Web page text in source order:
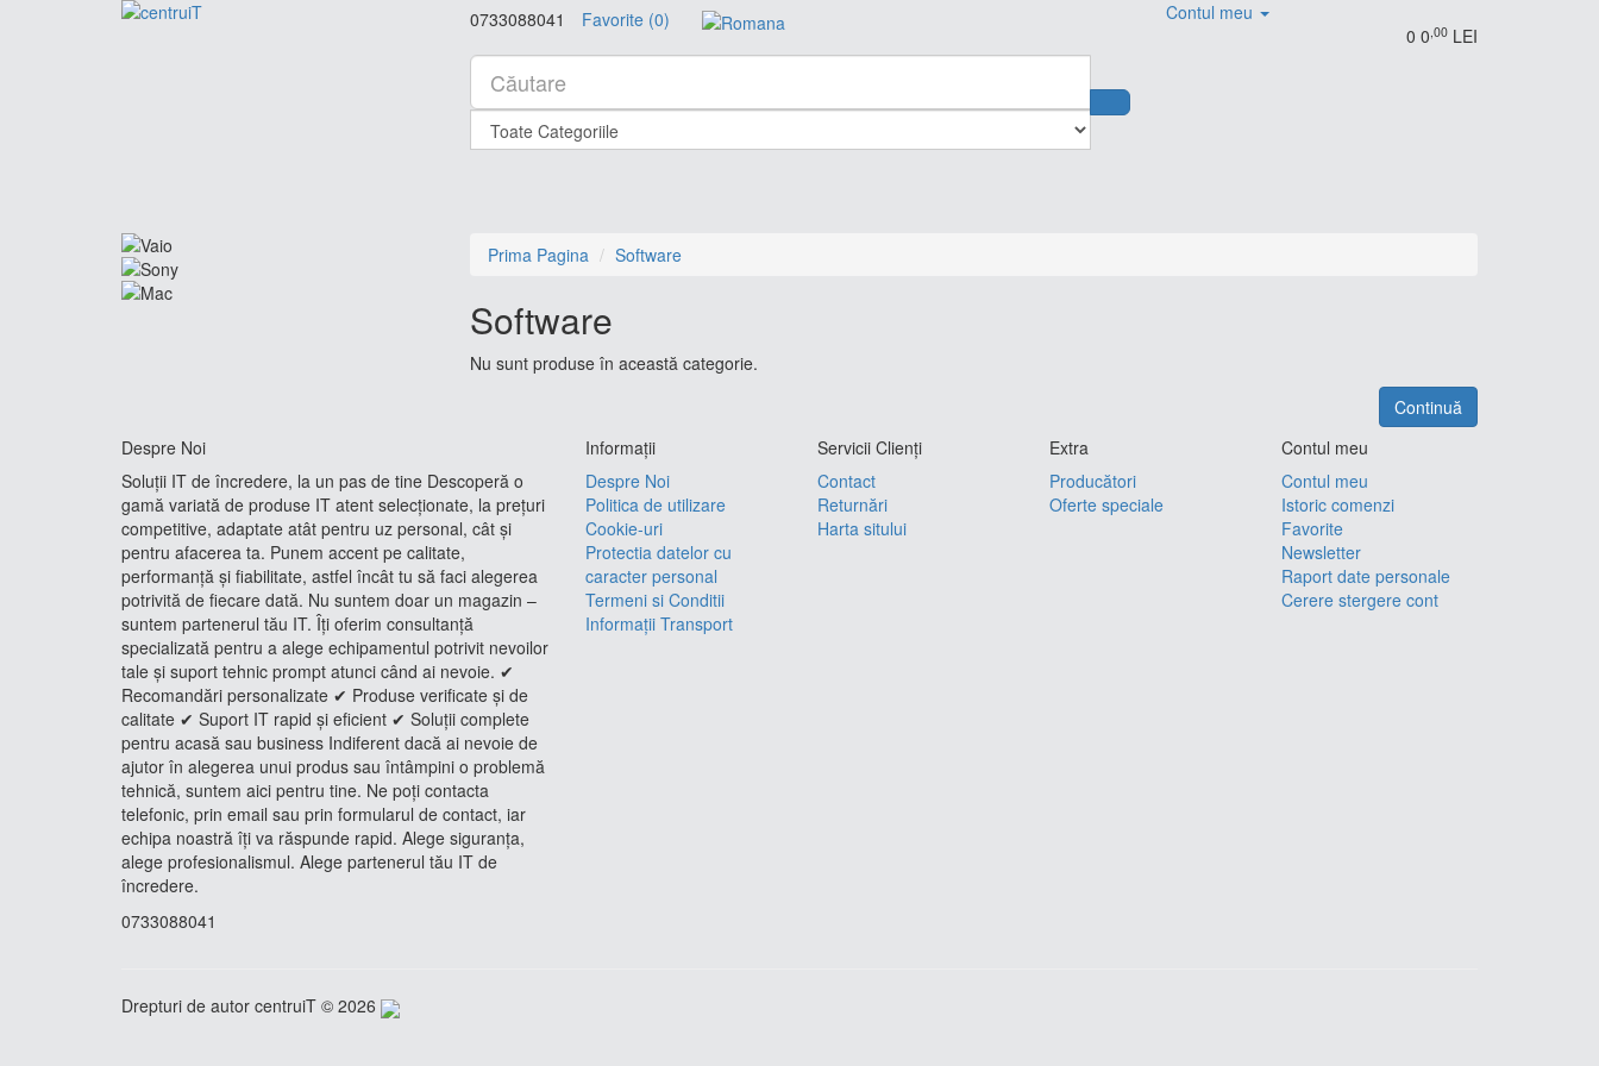
0733088041 Favorite (0)
Contul meu
0 0 ,00 LEI
Prima Pagina Software
Software
Nu sunt produse în această categorie.
Continuă
Despre Noi
Soluții IT de încredere, la un pas de tine Descoperă o
gamă variată de produse IT atent selecționate, la prețuri
competitive, adaptate atât pentru uz personal, cât și
pentru afacerea ta. Punem accent pe calitate,
performanță și fiabilitate, astfel încât tu să faci alegerea
potrivită de fiecare dată. Nu suntem doar un magazin –
suntem partenerul tău IT. Îți oferim consultanță
specializată pentru a alege echipamentul potrivit nevoilor
tale și suport tehnic prompt atunci când ai nevoie. ✔
Recomandări personalizate ✔ Produse verificate și de
calitate ✔ Suport IT rapid și eficient ✔ Soluții complete
pentru acasă sau business Indiferent dacă ai nevoie de
ajutor în alegerea unui produs sau întâmpini o problemă
tehnică, suntem aici pentru tine. Ne poți contacta
telefonic, prin email sau prin formularul de contact, iar
echipa noastră îți va răspunde rapid. Alege siguranța,
alege profesionalismul. Alege partenerul tău IT de
încredere.
0733088041
Informaţii
Despre Noi
Politica de utilizare
Cookie-uri
Protectia datelor cu
caracter personal
Termeni si Conditii
Informații Transport
Servicii Clienţi
Contact
Returnări
Harta sitului
Extra
Producători
Oferte speciale
Contul meu
Contul meu
Istoric comenzi
Favorite
Newsletter
Raport date personale
Cerere stergere cont
Drepturi de autor centruiT © 2026